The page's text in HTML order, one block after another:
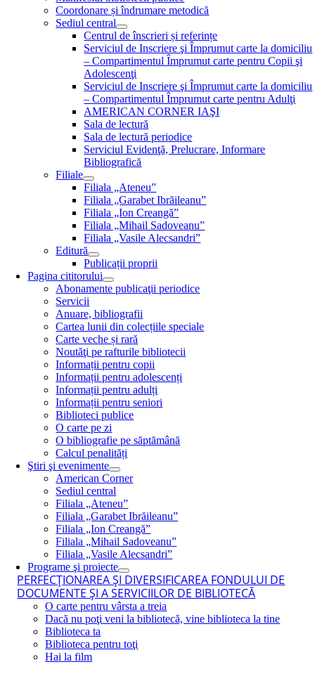
Coordonare și îndrumare metodică
Sediul central
Centrul de înscrieri și referințe
Serviciul de Inscriere şi Împrumut carte la domiciliu
– Compartimentul Împrumut carte pentru Copii şi
Adolescenţi
Serviciul de Inscriere şi Împrumut carte la domiciliu
– Compartimentul Împrumut carte pentru Adulţi
AMERICAN CORNER IAŞI
Sala de lectură
Sala de lectură periodice
Serviciul Evidenţă, Prelucrare, Informare
Bibliografică
Filiale
Filiala „Ateneu”
Filiala „Garabet Ibrăileanu”
Filiala „Ion Creangă”
Filiala „Mihail Sadoveanu”
Filiala „Vasile Alecsandri”
Editură
Publicații proprii
Pagina cititorului
Abonamente publicaţii periodice
Servicii
Anuare, bibliografii
Cartea lunii din colecțiile speciale
Carte veche și rară
Noutăţi pe rafturile bibliotecii
Informații pentru copii
Informații pentru adolescenți
Informații pentru adulți
Informații pentru seniori
Biblioteci publice
O carte pe zi
O bibliografie pe săptămână
Calcul penalități
Ştiri şi evenimente
American Corner
Sediul central
Filiala „Ateneu”
Filiala „Garabet Ibrăileanu”
Filiala „Ion Creangă”
Filiala „Mihail Sadoveanu”
Filiala „Vasile Alecsandri”
Programe şi proiecte
PERFECŢIONAREA ŞI DIVERSIFICAREA FONDULUI DE
DOCUMENTE ŞI A SERVICIILOR DE BIBLIOTECĂ
O carte pentru vârsta a treia
Dacă nu poţi veni la bibliotecă, vine biblioteca la tine
Biblioteca ta
Biblioteca pentru toţi
Hai la film